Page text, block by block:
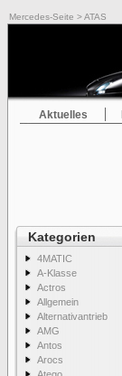
Mercedes-Seite > ATAS
Aktuelles
Kategorien
4MATIC
A-Klasse
Actros
Allgemein
Alternativantrieb
AMG
Antos
Arocs